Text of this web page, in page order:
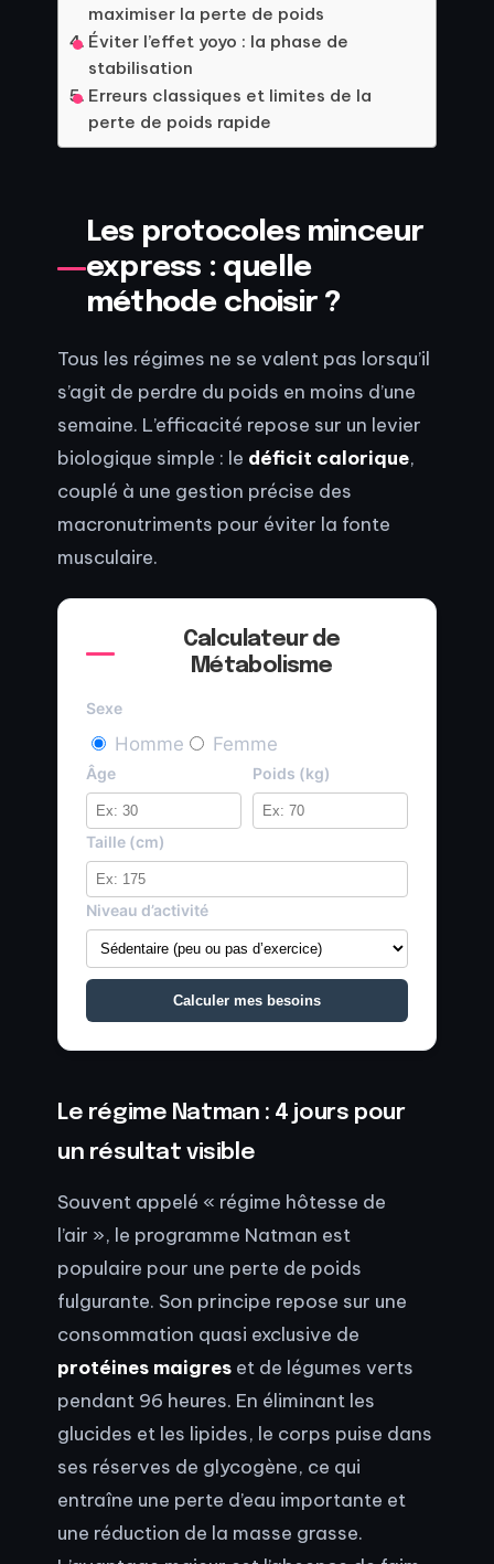
maximiser la perte de poids
Éviter l’effet yoyo : la phase de
stabilisation
Erreurs classiques et limites de la
perte de poids rapide
Les protocoles minceur
express : quelle
méthode choisir ?
Tous les régimes ne se valent pas lorsqu’il
s’agit de perdre du poids en moins d’une
semaine. L’efficacité repose sur un levier
biologique simple : le déficit calorique,
couplé à une gestion précise des
macronutriments pour éviter la fonte
musculaire.
Calculateur de
Métabolisme
Sexe
Homme Femme
Âge Poids (kg)
Taille (cm)
Niveau d’activité
Calculer mes besoins
Le régime Natman : 4 jours pour
un résultat visible
Souvent appelé « régime hôtesse de
l’air », le programme Natman est
populaire pour une perte de poids
fulgurante. Son principe repose sur une
consommation quasi exclusive de
protéines maigres et de légumes verts
pendant 96 heures. En éliminant les
glucides et les lipides, le corps puise dans
ses réserves de glycogène, ce qui
entraîne une perte d’eau importante et
une réduction de la masse grasse.